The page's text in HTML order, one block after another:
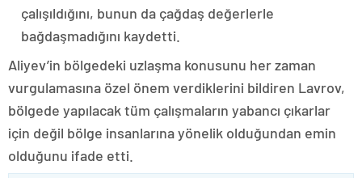
çalışıldığını, bunun da çağdaş değerlerle
bağdaşmadığını kaydetti.
Aliyev’in bölgedeki uzlaşma konusunu her zaman
vurgulamasına özel önem verdiklerini bildiren Lavrov,
bölgede yapılacak tüm çalışmaların yabancı çıkarlar
için değil bölge insanlarına yönelik olduğundan emin
olduğunu ifade etti.